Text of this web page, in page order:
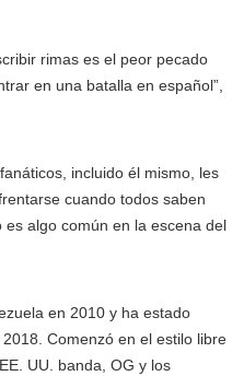
rimas es el peor pecado
en una batalla en español”,
incluido él mismo, les
cuando todos saben
es algo común en la escena del
en 2010 y ha estado
Comenzó en el estilo libre
UU. banda, OG y los